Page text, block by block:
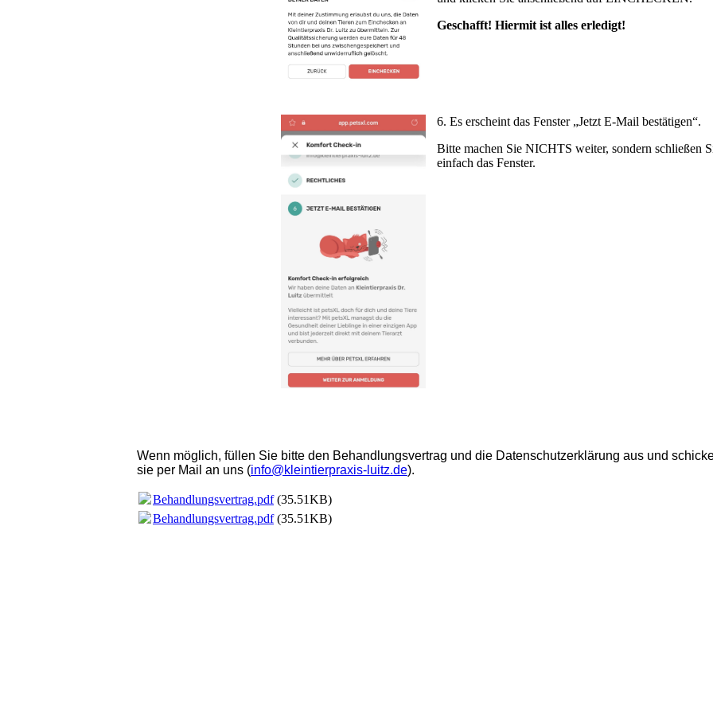
Geschafft! Hiermit ist alles erledigt!
6. Es erscheint das Fenster „Jetzt E-Mail bestätigen“.
Bitte machen Sie NICHTS weiter, sondern schließen
einfach das Fenster.
Wenn möglich, füllen Sie bitte den Behandlungsvertrag und die Datenschutzerklärung aus und
sie per Mail an uns (info@kleintierpraxis-luitz.de).
Behandlungsvertrag.pdf(35.51KB)
Behandlungsvertrag.pdf(35.51KB)